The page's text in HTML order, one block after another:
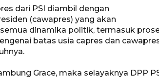
dari PSI diambil dengan
(cawapres) yang akan
dinamika politik, termasuk
batas usia capres dan
Grace, maka selayaknya DPP